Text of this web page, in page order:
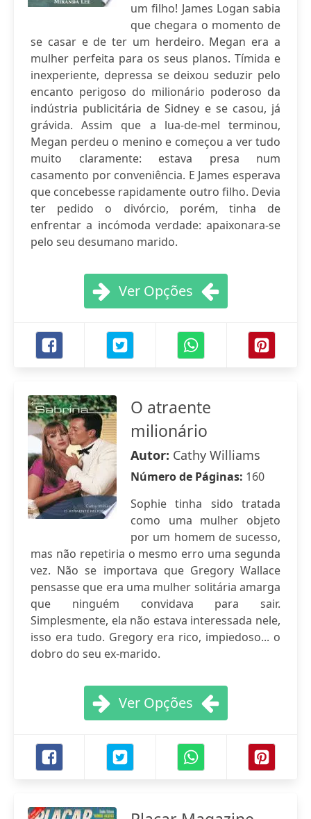
um filho! James Logan sabia
que chegara o momento de
se casar e de ter um herdeiro. Megan era a
mulher perfeita para os seus planos. Tímida e
inexperiente, depressa se deixou seduzir pelo
encanto perigoso do milionário poderoso da
indústria publicitária de Sidney e se casou, já
grávida. Assim que a lua-de-mel terminou,
Megan perdeu o menino e começou a ver tudo
muito claramente: estava presa num
casamento por conveniência. E James esperava
que concebesse rapidamente outro filho. Devia
ter pedido o divórcio, porém, tinha de
enfrentar a incómoda verdade: apaixonara-se
pelo seu desumano marido.
Ver Opções
O atraente
milionário
Autor: Cathy Williams
Número de Páginas: 160
Sophie tinha sido tratada
como uma mulher objeto
por um homem de sucesso,
mas não repetiria o mesmo erro uma segunda
vez. Não se importava que Gregory Wallace
pensasse que era uma mulher solitária amarga
que ninguém convidava para sair.
Simplesmente, ela não estava interessada nele,
isso era tudo. Gregory era rico, impiedoso... o
dobro do seu ex-marido.
Ver Opções